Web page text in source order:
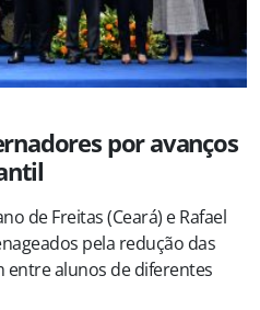
por avanços
de Freitas (Ceará) e Rafael
pela redução das
entre alunos de diferentes